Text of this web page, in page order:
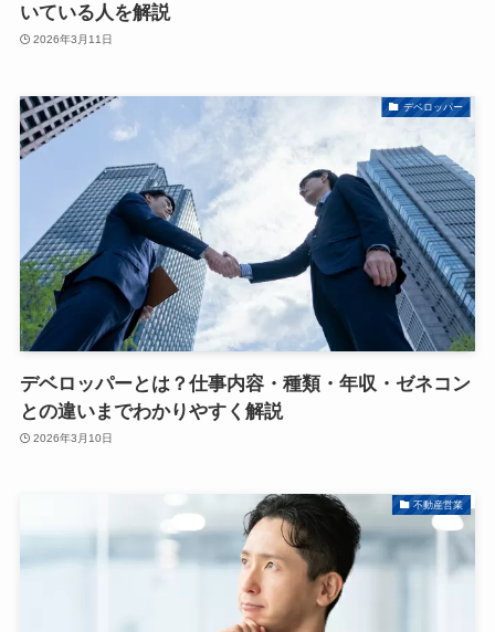
いている人を解説
2026年3月11日
デベロッパー
デベロッパーとは？仕事内容・種類・年収・ゼネコン
との違いまでわかりやすく解説
2026年3月10日
不動産営業